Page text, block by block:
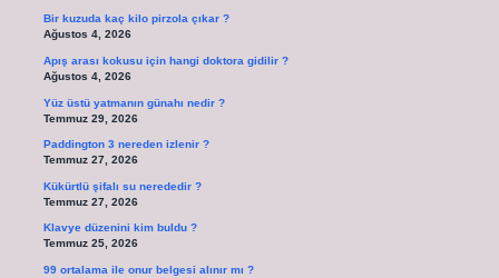
Bir kuzuda kaç kilo pirzola çıkar ?
Ağustos 4, 2026
Apış arası kokusu için hangi doktora gidilir ?
Ağustos 4, 2026
Yüz üstü yatmanın günahı nedir ?
Temmuz 29, 2026
Paddington 3 nereden izlenir ?
Temmuz 27, 2026
Kükürtlü şifalı su nerededir ?
Temmuz 27, 2026
Klavye düzenini kim buldu ?
Temmuz 25, 2026
99 ortalama ile onur belgesi alınır mı ?